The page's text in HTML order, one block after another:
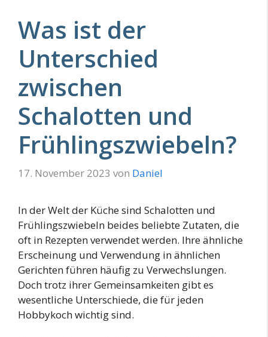
Was ist der
Unterschied
zwischen
Schalotten und
Frühlingszwiebeln?
17. November 2023 von Daniel
In der Welt der Küche sind Schalotten und
Frühlingszwiebeln beides beliebte Zutaten, die
oft in Rezepten verwendet werden. Ihre ähnliche
Erscheinung und Verwendung in ähnlichen
Gerichten führen häufig zu Verwechslungen.
Doch trotz ihrer Gemeinsamkeiten gibt es
wesentliche Unterschiede, die für jeden
Hobbykoch wichtig sind.